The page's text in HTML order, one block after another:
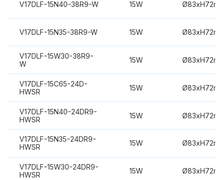
V17DLF-15N40-38R9-W 15W
V17DLF-15N35-38R9-W 15W
V17DLF-15W30-38R9-
W
15W
V17DLF-15C65-24D-
HWSR
15W
V17DLF-15N40-24DR9-
HWSR
15W
V17DLF-15N35-24DR9-
HWSR
15W
V17DLF-15W30-24DR9-
HWSR
15W